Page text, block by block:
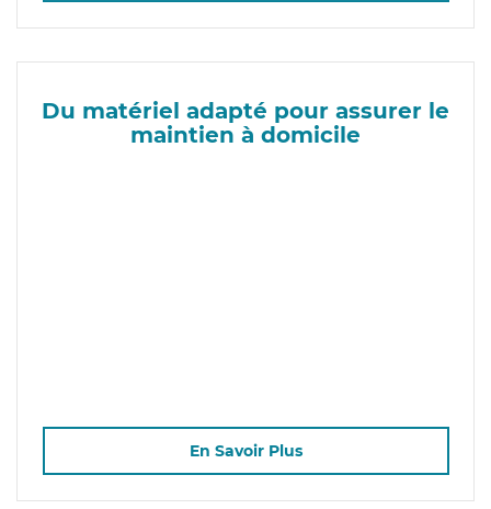
Du matériel adapté pour assurer le
maintien à domicile
En Savoir Plus